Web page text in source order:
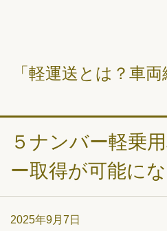
「軽運送とは？車
５ナンバー軽乗
ー取得が可能に
2025年9月7日